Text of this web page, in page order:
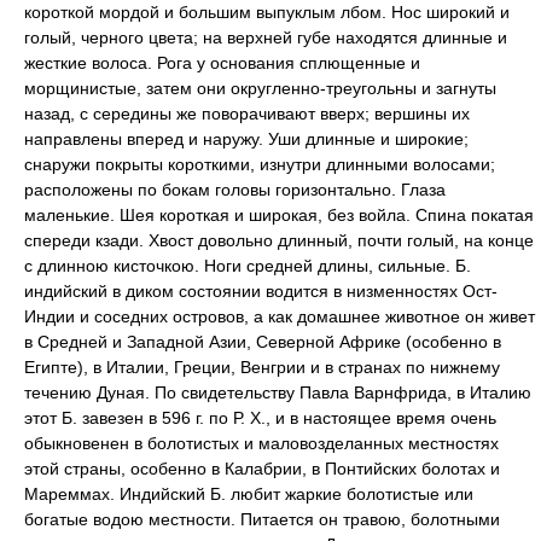
короткой мордой и большим выпуклым лбом. Нос широкий и
голый, черного цвета; на верхней губе находятся длинные и
жесткие волоса. Рога у основания сплющенные и
морщинистые, затем они округленно-треугольны и загнуты
назад, с середины же поворачивают вверх; вершины их
направлены вперед и наружу. Уши длинные и широкие;
снаружи покрыты короткими, изнутри длинными волосами;
расположены по бокам головы горизонтально. Глаза
маленькие. Шея короткая и широкая, без войла. Спина покатая
спереди кзади. Хвост довольно длинный, почти голый, на конце
с длинною кисточкою. Ноги средней длины, сильные. Б.
индийский в диком состоянии водится в низменностях Ост-
Индии и соседних островов, а как домашнее животное он живет
в Средней и Западной Азии, Северной Африке (особенно в
Египте), в Италии, Греции, Венгрии и в странах по нижнему
течению Дуная. По свидетельству Павла Варнфрида, в Италию
этот Б. завезен в 596 г. по Р. X., и в настоящее время очень
обыкновенен в болотистых и маловозделанных местностях
этой страны, особенно в Калабрии, в Понтийских болотах и
Мареммах. Индийский Б. любит жаркие болотистые или
богатые водою местности. Питается он травою, болотными